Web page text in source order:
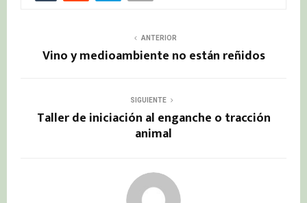
ANTERIOR
Vino y medioambiente no están reñidos
SIGUIENTE
Taller de iniciación al enganche o tracción
animal